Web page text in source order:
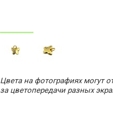
Цвета на фотографиях могут
за цветопередачи разных